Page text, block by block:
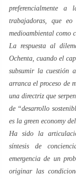
preferencialmente
trabajadoras, que eo
medioambiental como
La respuesta al
Ochenta , cuando el
subsumir la cuestión
arranca el proceso de
una directriz que
de “desarrollo
es la green economydel
Ha sido la
síntesis de
emergencia de un
originar las